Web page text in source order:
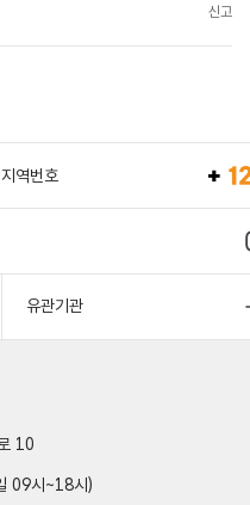
신고
지역번호
유관기관
10
09시~18시)